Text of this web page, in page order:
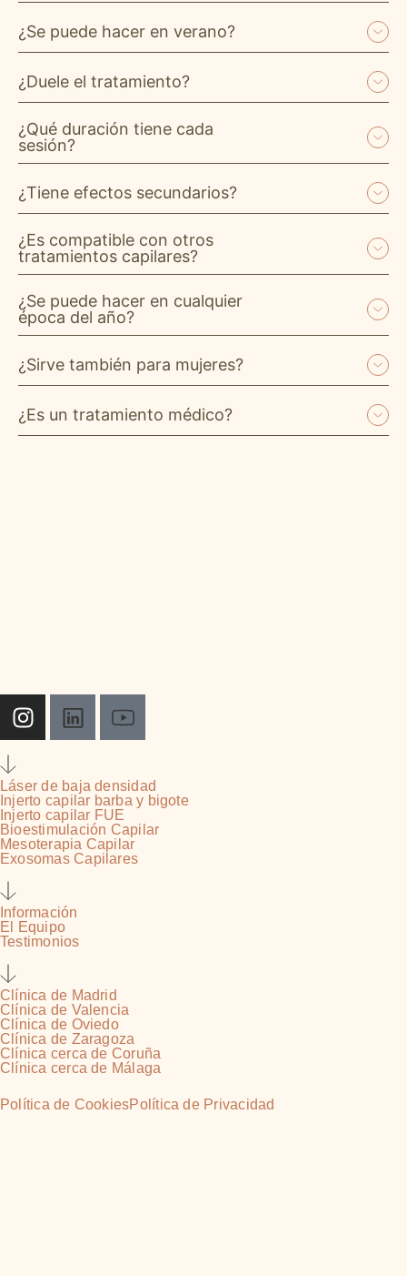
¿Se puede hacer en verano?
¿Duele el tratamiento?
¿Qué duración tiene cada
sesión?
¿Tiene efectos secundarios?
¿Es compatible con otros
tratamientos capilares?
¿Se puede hacer en cualquier
época del año?
¿Sirve también para mujeres?
¿Es un tratamiento médico?
Láser de baja densidad
Injerto capilar barba y bigote
Injerto capilar FUE
Bioestimulación Capilar
Mesoterapia Capilar
Exosomas Capilares
Información
El Equipo
Testimonios
Clínica de Madrid
Clínica de Valencia
Clínica de Oviedo
Clínica de Zaragoza
Clínica cerca de Coruña
Clínica cerca de Málaga
Política de CookiesPolítica de Privacidad